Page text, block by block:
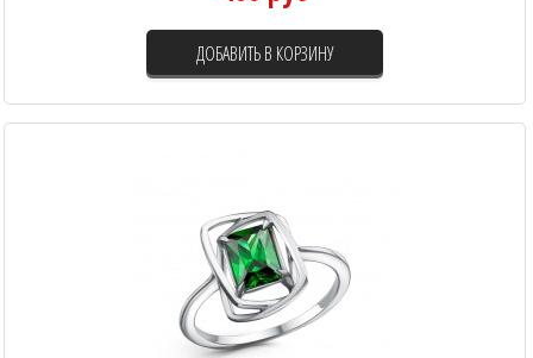
ДОБАВИТЬ В КОРЗИНУ